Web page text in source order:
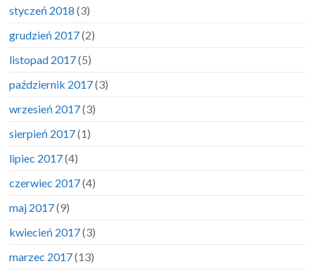
styczeń 2018 (3)
grudzień 2017(2)
listopad 2017(5)
październik 2017(3)
wrzesień 2017(3)
sierpień 2017(1)
lipiec 2017(4)
czerwiec 2017(4)
maj 2017(9)
kwiecień 2017(3)
marzec 2017(13)